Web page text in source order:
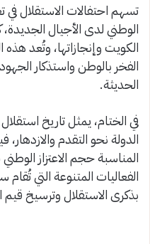
تسهم احتفالات الاستقلال في
الوطني لدى الأجيال
الكويت وإنجازاتها، وتُعد
الفخر بالوطن واستذكار
الحديثة.
في الختام، يمثل تاريخ
الدولة نحو التقدم
المناسبة حجم الاعتزاز
الفعاليات المتنوعة التي تُقام
بذكرى الاستقلال وترسيخ قيم